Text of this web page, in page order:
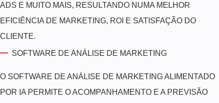
ADS E MUITO MAIS, RESULTANDO NUMA MELHOR
EFICIÊNCIA DE MARKETING, ROI E SATISFAÇÃO DO
CLIENTE.
SOFTWARE DE ANÁLISE DE MARKETING
O SOFTWARE DE ANÁLISE DE MARKETING ALIMENTADO
POR IA PERMITE O ACOMPANHAMENTO E A PREVISÃO